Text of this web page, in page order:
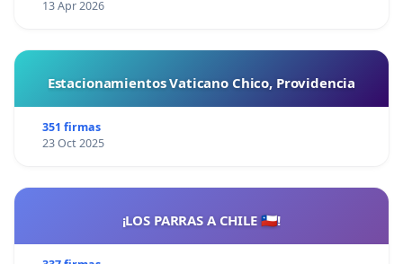
13 Apr 2026
Estacionamientos Vaticano Chico, Providencia
351 firmas
23 Oct 2025
¡LOS PARRAS A CHILE 🇨🇱!